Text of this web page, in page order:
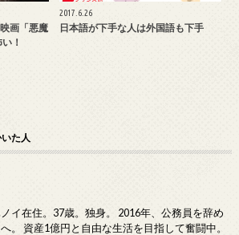
画「悪魔
！
2017.6.26
日本語が下手な人は外国語も下手
た人
イ在住。37歳。独身。 2016年、公務員を辞め
。 資産1億円と自由な生活を目指して奮闘中。